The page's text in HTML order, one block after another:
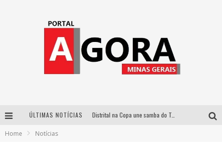
ÚLTIMAS NOTÍCIAS Distrital na Copa une samba do Trem dos Onze, acervo do Museu do Mineirão e transmissão em 4K para duelo contra o Haiti
Home Notícias